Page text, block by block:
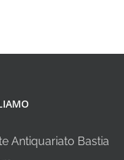
Antiquariato Bastia